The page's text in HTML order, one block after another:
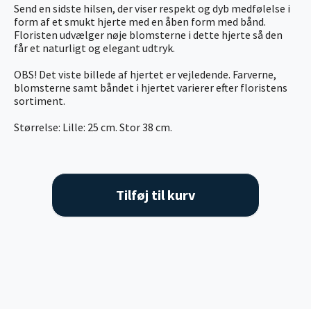
Send en sidste hilsen, der viser respekt og dyb medfølelse i
form af et smukt hjerte med en åben form med bånd.
Floristen udvælger nøje blomsterne i dette hjerte så den
får et naturligt og elegant udtryk.
OBS! Det viste billede af hjertet er vejledende. Farverne,
blomsterne samt båndet i hjertet varierer efter floristens
sortiment.
Størrelse: Lille: 25 cm. Stor 38 cm.
Tilføj til kurv